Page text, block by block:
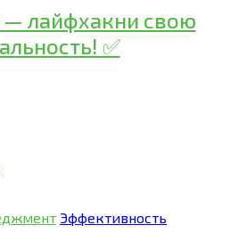
Эффективность